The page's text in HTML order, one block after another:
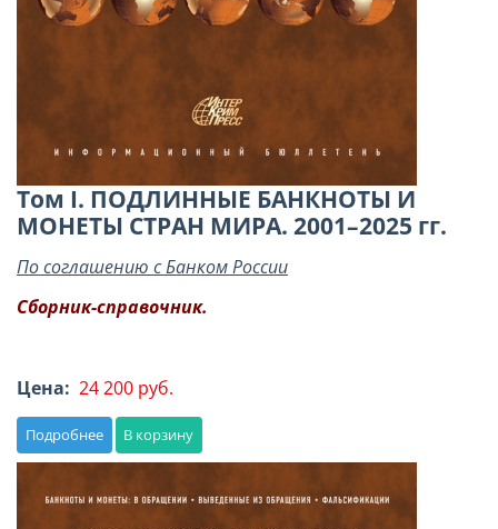
Том I. ПОДЛИННЫЕ БАНКНОТЫ И
МОНЕТЫ СТРАН МИРА. 2001–2025 гг.
По соглашению с Банком России
Сборник-справочник.
Цена: 24 200 руб.
Подробнее В корзину